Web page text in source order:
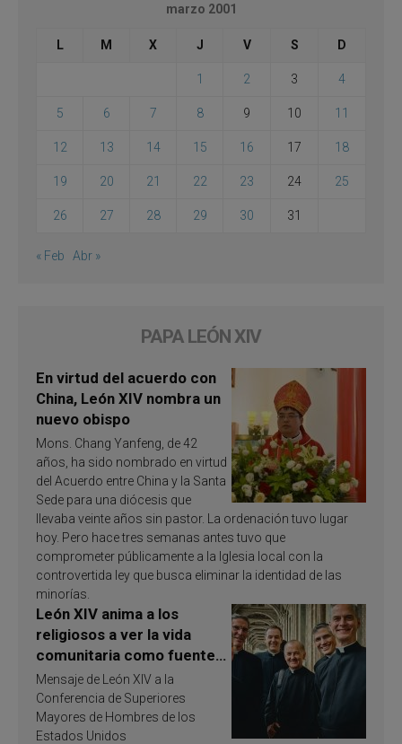
marzo 2001
L M X J V S D
1 2 3 4
5 6 7 8 9 10 11
12 13 14 15 16 17 18
19 20 21 22 23 24 25
26 27 28 29 30 31
« Feb Abr »
PAPA LEÓN XIV
En virtud del acuerdo con
China, León XIV nombra un
nuevo obispo
Mons. Chang Yanfeng, de 42
años, ha sido nombrado en virtud
del Acuerdo entre China y la Santa
Sede para una diócesis que
llevaba veinte años sin pastor. La ordenación tuvo lugar
hoy. Pero hace tres semanas antes tuvo que
comprometer públicamente a la Iglesia local con la
controvertida ley que busca eliminar la identidad de las
minorías.
León XIV anima a los
religiosos a ver la vida
comunitaria como fuente
de inspiración y
santificación
Mensaje de León XIV a la
Conferencia de Superiores
Mayores de Hombres de los
Estados Unidos